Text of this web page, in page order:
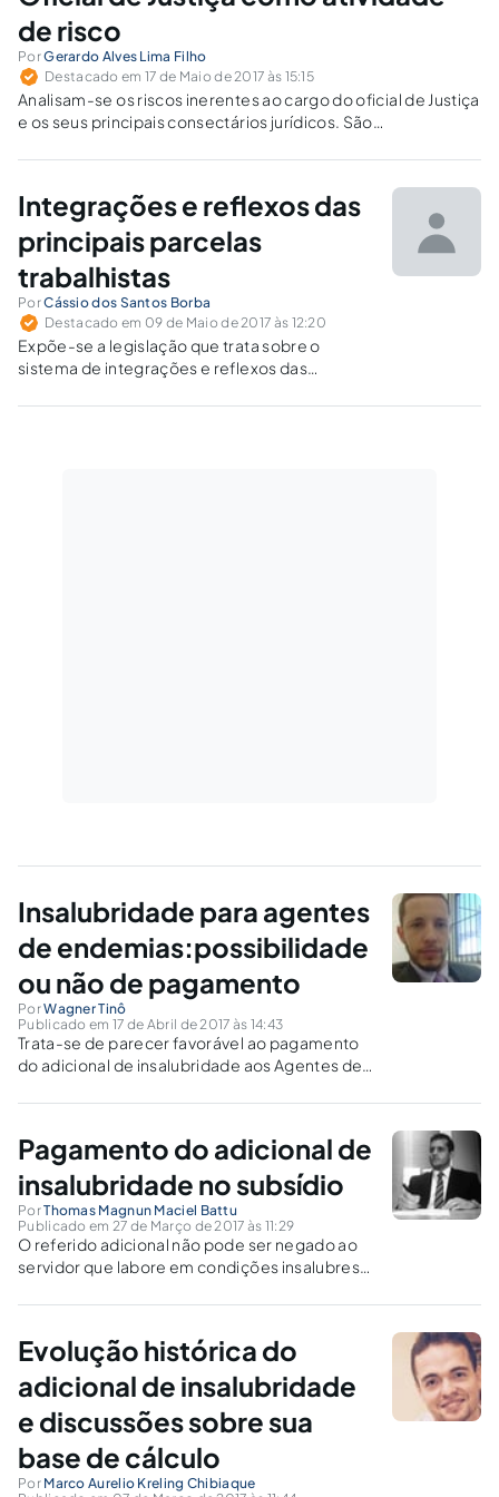
de risco
PorGerardo Alves Lima Filho
Destacado em 17 de Maio de 2017 às 15:15
Analisam-se os riscos inerentes ao cargo do oficial de Justiça
e os seus principais consectários jurídicos. São
mitigação dos perigos e a regulação da atividade.
Integrações e reflexos das
principais parcelas
trabalhistas
PorCássio dos Santos Borba
Destacado em 09 de Maio de 2017 às 12:20
Expõe-se a legislação que trata sobre o
sistema de integrações e reflexos das
Insalubridade para agentes
de endemias:possibilidade
ou não de pagamento
PorWagner Tinô
Publicado em 17 de Abril de 2017 às 14:43
Trata-se de parecer favorável ao pagamento
do adicional de insalubridade aos Agentes de
Pagamento do adicional de
insalubridade no subsídio
PorThomas Magnun Maciel Battu
Publicado em 27 de Março de 2017 às 11:29
O referido adicional não pode ser negado ao
servidor que labore em condições insalubres,
compensação financeira pelo agente colocar
laboral.
Evolução histórica do
adicional de insalubridade
e discussões sobre sua
base de cálculo
Por Marco Aurelio Kreling Chibiaque